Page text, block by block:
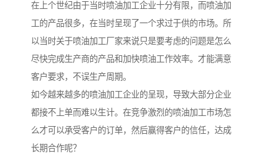
在上个世纪由于当时喷油加工企业十分有限，而喷油加
工的产品很多，在当时呈现了一个求过于供的市场。所
以当时关于喷油加工厂家来说只是要考虑的问题是怎么
尽快完成生产商的产品和加快喷油工作效率。才能满意
客户要求，不误生产周期。
如今越来越多的喷油加工企业的呈现，导致大部分企业
都接不上单而难以生计。在竞争激烈的喷油加工市场怎
么才可以承受客户的订单，然后赢得客户的信任，达成
长期合作呢？